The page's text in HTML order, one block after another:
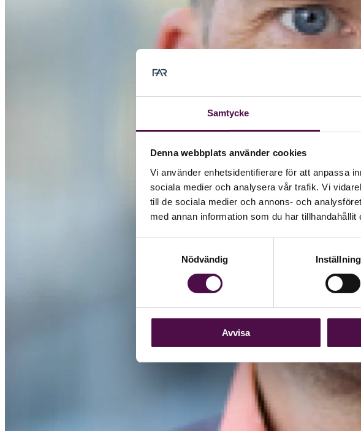
Samtycke
Denna webbplats använder cookies
Vi använder enhetsidentifierare för att anpassa
sociala medier och analysera vår trafik. Vi
till de sociala medier och annons- och
med annan information som du har
Nödvändig
Avvisa